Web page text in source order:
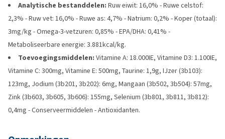
Analytische bestanddelen: Ruw eiwit: 16,0% - Ruwe celstof:
2,3% - Ruw vet: 16,0% - Ruwe as: 4,7% - Natrium: 0,2% - Koper (totaal):
3mg/kg - Omega-3-vetzuren: 0,85% - EPA/DHA: 0,41% -
Metaboliseerbare energie: 3.881kcal/kg.
Toevoegingsmiddelen: Vitamine A: 18.000IE, Vitamine D3: 1.100IE,
Vitamine C: 300mg, Vitamine E: 500mg, Taurine: 1,9g, IJzer (3b103):
123mg, Jodium (3b201, 3b202): 6mg, Mangaan (3b502, 3b504): 57mg,
Zink (3b603, 3b605, 3b606): 155mg, Selenium (3b801, 3b811, 3b812):
0,4mg - Conserveermiddelen - Antioxidanten.